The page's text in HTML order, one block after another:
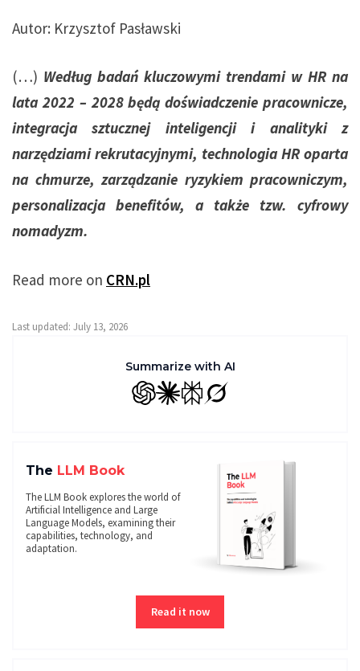
Autor: Krzysztof Pasławski
(…) Według badań kluczowymi trendami w HR na
lata 2022 – 2028 będą doświadczenie pracownicze,
integracja sztucznej inteligencji i analityki z
narzędziami rekrutacyjnymi, technologia HR oparta
na chmurze, zarządzanie ryzykiem pracowniczym,
personalizacja benefitów, a także tzw. cyfrowy
nomadyzm.
Read more on CRN.pl
Last updated: July 13, 2026
Summarize with AI
GPT ClaudePerplexity
Grok
The LLM Book
The LLM Book explores the world of
Artificial Intelligence and Large
Language Models, examining their
capabilities, technology, and
adaptation.
Read it now